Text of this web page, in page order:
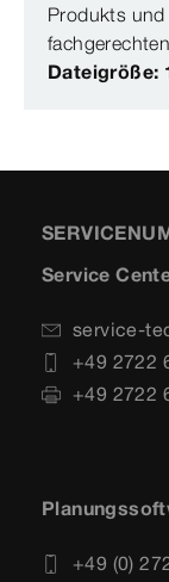
Produkts
Dateigröße:
Service
service-
+49 2722
+49 2722
+49 (0)